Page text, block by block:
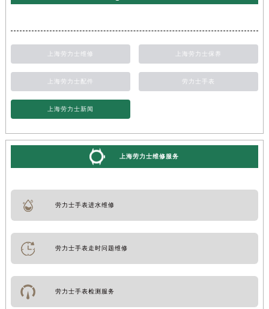
上海劳力士维修 上海劳力士保养
上海劳力士配件 劳力士手表
上海劳力士新闻
上海劳力士维修服务
劳力士手表进水维修
劳力士手表走时问题维修
劳力士手表检测服务